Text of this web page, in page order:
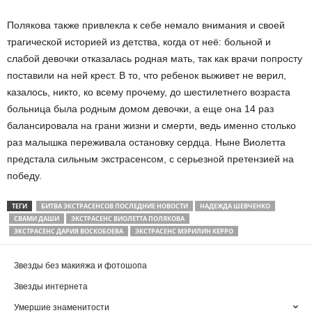
Полякова также привлекла к себе немало внимания и своей
трагической историей из детства, когда от неё: больной и
слабой девочки отказалась родная мать, так как врачи попросту
поставили на ней крест. В то, что ребенок выживет не верил,
казалось, никто, ко всему прочему, до шестилетнего возраста
больница была родным домом девочки, а еще она 14 раз
балансировала на грани жизни и смерти, ведь именно столько
раз малышка переживала остановку сердца. Ныне Виолетта
предстала сильным экстрасенсом, с серьезной претензией на
победу.
ТЕГИ БИТВА ЭКСТРАСЕНСОВ ПОСЛЕДНИЕ НОВОСТИ
НАДЕЖДА ШЕВЧЕНКО
СВАМИ ДАШИ
ЭКСТРАСЕНС ВИОЛЕТТА ПОЛЯКОВА
ЭКСТРАСЕНС ДАРИЯ ВОСКОБОЕВА
ЭКСТРАСЕНС МЭРИЛИН КЕРРО
Звезды без макияжа и фотошопа
Звезды интернета
Умершие знаменитости